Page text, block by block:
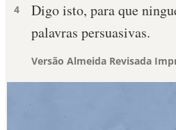
4
Digo isto, para que
palavras persuasivas.
Versão Almeida Revisada